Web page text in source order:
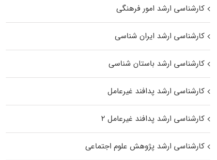
کارشناسی ارشد امور فرهنگی
کارشناسی ارشد ایران شناسی
کارشناسی ارشد باستان شناسی
کارشناسی ارشد پدافند غیرعامل
کارشناسی ارشد پدافند غیرعامل ۲
کارشناسی ارشد پژوهش علوم اجتماعی